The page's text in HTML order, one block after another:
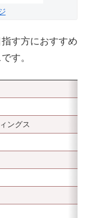
す方におすすめ
す。
ングス